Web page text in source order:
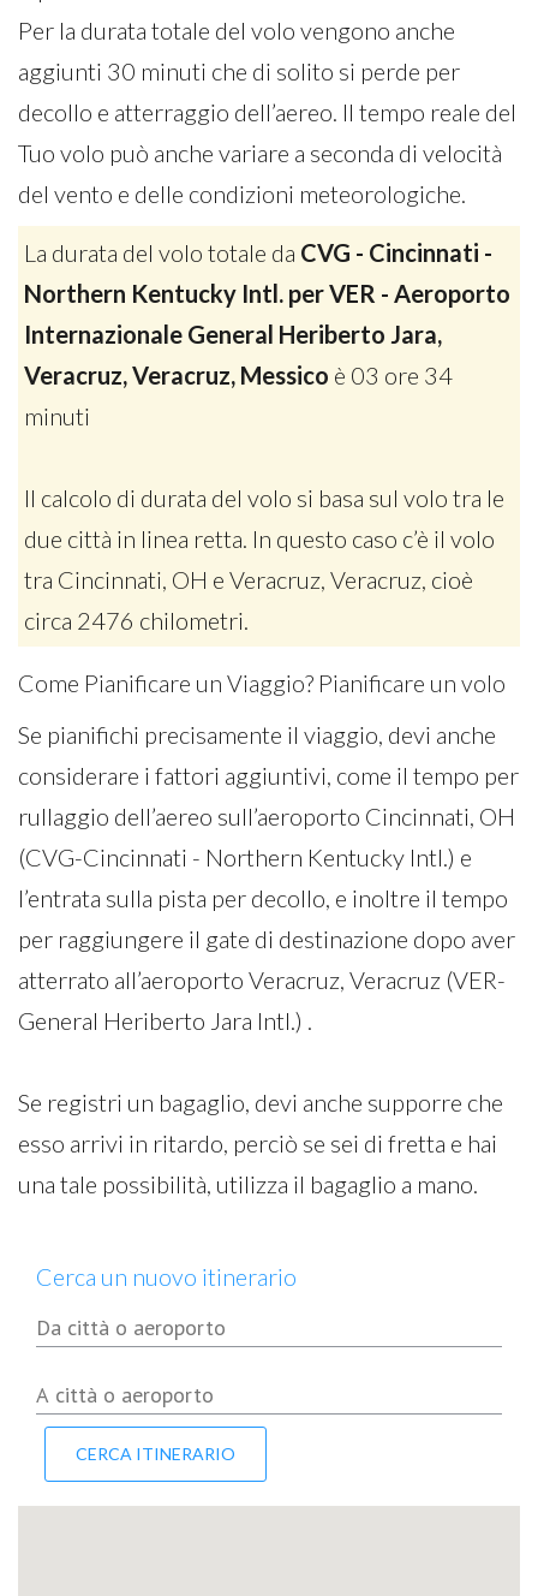
Per la durata totale del volo vengono anche
aggiunti 30 minuti che di solito si perde per
decollo e atterraggio dell’aereo. Il tempo reale del
Tuo volo può anche variare a seconda di velocità
del vento e delle condizioni meteorologiche.
La durata del volo totale da CVG - Cincinnati -
Northern Kentucky Intl. per VER - Aeroporto
Internazionale General Heriberto Jara,
Veracruz, Veracruz, Messico è 03 ore 34
minuti
Il calcolo di durata del volo si basa sul volo tra le
due città in linea retta. In questo caso c’è il volo
tra Cincinnati, OH e Veracruz, Veracruz, cioè
circa 2476 chilometri.
Come Pianificare un Viaggio? Pianificare un volo
Se pianifichi precisamente il viaggio, devi anche
considerare i fattori aggiuntivi, come il tempo per
rullaggio dell’aereo sull’aeroporto Cincinnati, OH
(CVG-Cincinnati - Northern Kentucky Intl.) e
l’entrata sulla pista per decollo, e inoltre il tempo
per raggiungere il gate di destinazione dopo aver
atterrato all’aeroporto Veracruz, Veracruz (VER-
General Heriberto Jara Intl.) .
Se registri un bagaglio, devi anche supporre che
esso arrivi in ritardo, perciò se sei di fretta e hai
una tale possibilità, utilizza il bagaglio a mano.
Cerca un nuovo itinerario